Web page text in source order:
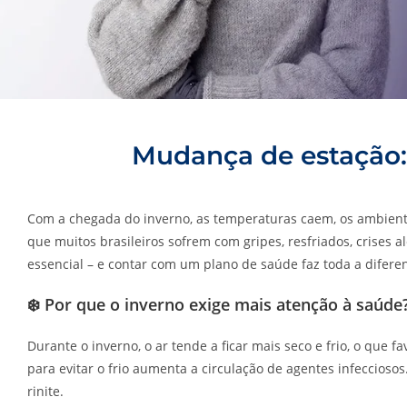
Mudança de
Com a chegada do inverno, as temperaturas caem, os
que muitos brasileiros sofrem com gripes, resfriados, crises
essencial – e contar com um plano de saúde faz toda a
❄️ Por que o inverno exige mais atenção à
Durante o inverno, o ar tende a ficar mais seco e frio, o que
para evitar o frio aumenta a circulação de agentes
rinite.